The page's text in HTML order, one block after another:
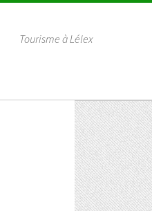
Tourisme à Lélex